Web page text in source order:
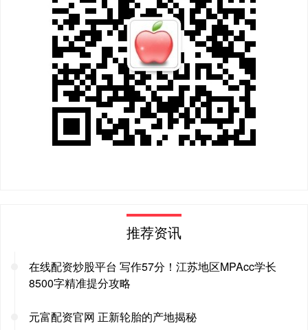
推荐资讯
在线配资炒股平台 写作57分！江苏地区MPAcc学长
8500字精准提分攻略
元富配资官网 正新轮胎的产地揭秘